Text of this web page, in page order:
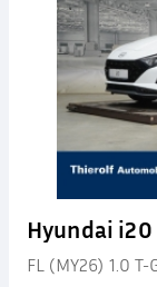
Hyundai i20
FL (MY26) 1.0